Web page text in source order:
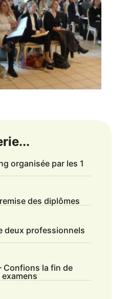
organisée par les 1
des diplômes
deux professionnels
Confions la fin de
examens